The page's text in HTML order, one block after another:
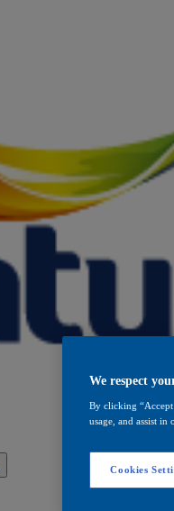
We respect
By clicking
usage, and assist in
Cookies